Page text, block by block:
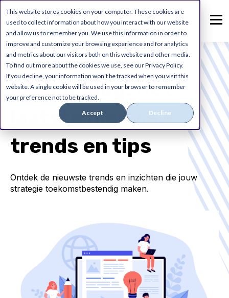
This website stores cookies on your computer. These cookies are
used to collect information about how you interact with our website
and allow us to remember you. We use this information in order to
improve and customize your browsing experience and for analytics
and metrics about our visitors both on this website and other media.
To find out more about the cookies we use, see our Privacy Policy.
If you decline, your information won’t be tracked when you visit this
website. A single cookie will be used in your browser to remember
your preference not to be tracked.
Accept Decline
Mavim Blog: Het
laatste nieuws,
trends en tips
Ontdek de nieuwste trends en inzichten die jouw
strategie toekomstbestendig maken.